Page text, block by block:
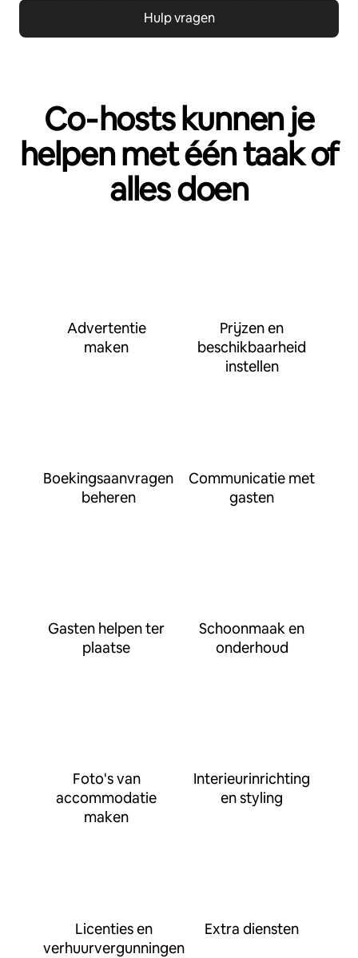
Hulp vragen
Co‑hosts kunnen je
helpen met één taak of
alles doen
Advertentie
maken
Prijzen en
beschikbaarheid
instellen
Boekingsaanvragen
beheren
Communicatie met
gasten
Gasten helpen ter
plaatse
Schoonmaak en
onderhoud
Foto's van
accommodatie
maken
Interieurinrichting
en styling
Licenties en
verhuurvergunningen
Extra diensten